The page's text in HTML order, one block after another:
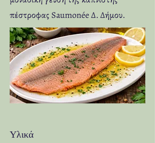
πέστροφας Saumonée Δ. Δήμου.
Υλικά